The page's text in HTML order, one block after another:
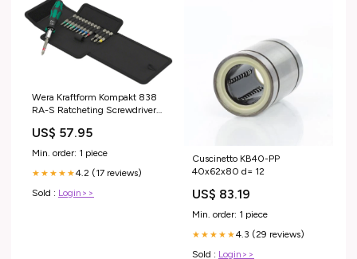
Wera Kraftform Kompakt 838
RA-S Ratcheting Screwdriver
US$ 57.95
Min. order: 1 piece
★★★★★4.2 (17 reviews)
Sold : Login>>
Cuscinetto KB40-PP
40x62x80 d= 12
US$ 83.19
Min. order: 1 piece
★★★★★4.3 (29 reviews)
Sold : Login>>